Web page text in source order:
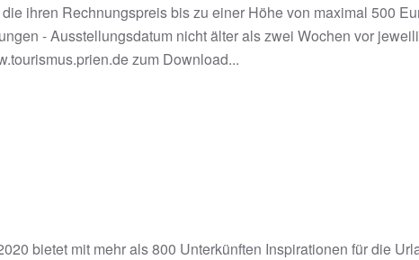
ihren Rechnungspreis bis zu einer Höhe von maximal 500
- Ausstellungsdatum nicht älter als zwei Wochen vor
zum Download...
bietet mit mehr als 800 Unterkünften Inspirationen für die